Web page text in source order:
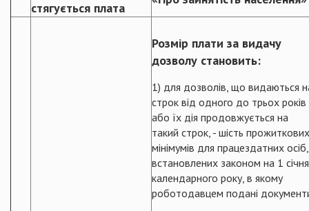
стягується плата
Розмір плати за видачу
дозволу становить:
1) для дозволів, що видаються
строк від одного до трьох років
або їх дія продовжується на
такий строк, - шість прожиткових
мінімумів для працездатних осіб,
встановлених законом на 1 січня
календарного року, в якому
роботодавцем подані